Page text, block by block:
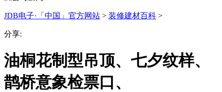
JDB电子·「中国」官方网站 > 装修建材百科 >
分享:
油桐花制型吊顶、七夕纹样、
鹊桥意象检票口、